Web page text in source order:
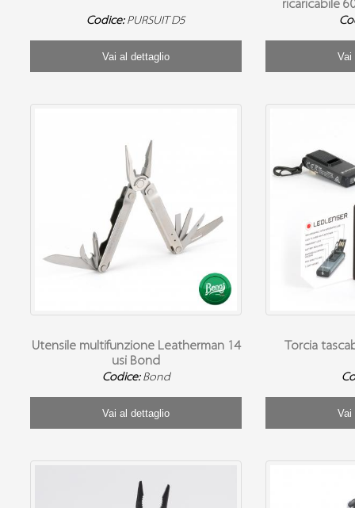
Codice: PURSUIT D5
Vai al dettaglio
ricaricabile
Vai
Utensile multifunzione Leatherman 14
usi Bond
Codice: Bond
Vai al dettaglio
Torcia
Vai